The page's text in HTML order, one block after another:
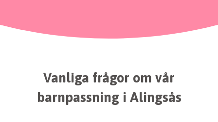
Vanliga frågor om vår
barnpassning i Alingsås